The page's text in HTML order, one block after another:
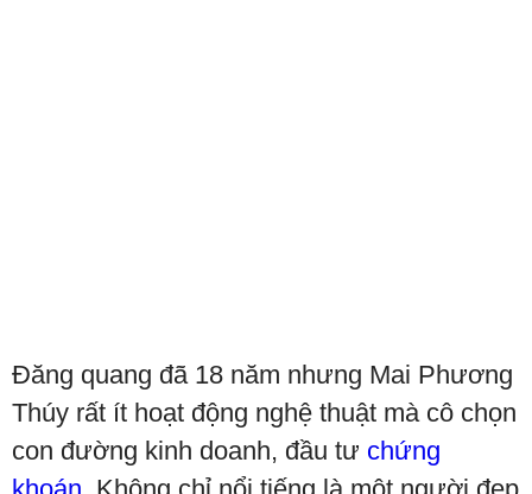
Đăng quang đã 18 năm nhưng Mai Phương
Thúy rất ít hoạt động nghệ thuật mà cô chọn
con đường kinh doanh, đầu tư chứng